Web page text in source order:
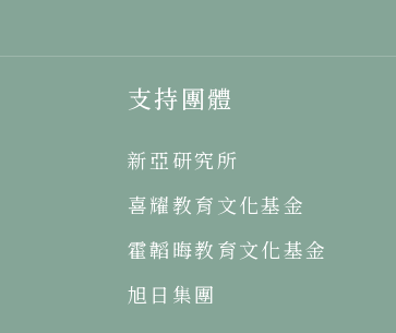
支持團體
新亞研究所
喜耀教育文化基金
霍韜晦教育文化基金
旭日集團